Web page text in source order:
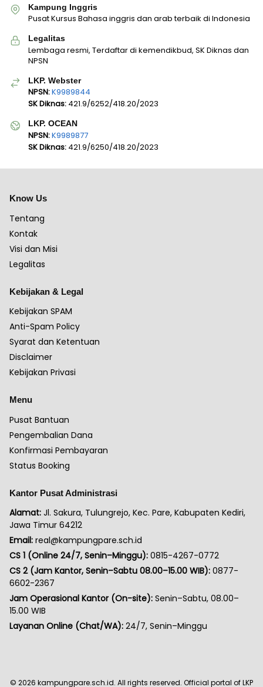
Kampung Inggris
Pusat Kursus Bahasa inggris dan arab terbaik di Indonesia
Legalitas
Lembaga resmi, Terdaftar di kemendikbud, SK Diknas dan
NPSN
LKP. Webster
NPSN:K9989844
SK Diknas: 421.9/6252/418.20/2023
LKP. OCEAN
NPSN:K9989877
SK Diknas: 421.9/6250/418.20/2023
Know Us
Tentang
Kontak
Visi dan Misi
Legalitas
Kebijakan & Legal
Kebijakan SPAM
Anti-Spam Policy
Syarat dan Ketentuan
Disclaimer
Kebijakan Privasi
Menu
Pusat Bantuan
Pengembalian Dana
Konfirmasi Pembayaran
Status Booking
Kantor Pusat Administrasi
Alamat: Jl. Sakura, Tulungrejo, Kec. Pare, Kabupaten Kediri,
Jawa Timur 64212
Email: real@kampungpare.sch.id
CS 1 (Online 24/7, Senin–Minggu): 0815-4267-0772
CS 2 (Jam Kantor, Senin–Sabtu 08.00–15.00 WIB): 0877-
6602-2367
Jam Operasional Kantor (On-site): Senin–Sabtu, 08.00–
15.00 WIB
Layanan Online (Chat/WA): 24/7, Senin–Minggu
© 2026 kampungpare.sch.id. All rights reserved. Official portal of LKP